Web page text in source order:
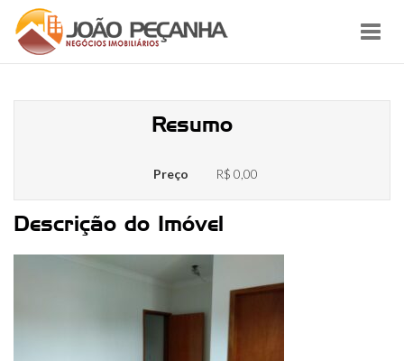
Resumo
Preço R$ 0,00
Descrição do Imóvel